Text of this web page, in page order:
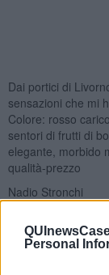
Personal
Dai portici di
sensazioni che mi
Colore: rosso
sentori di frutti di
elegante, morbido
qualità-prezzo
Nadio Stronchi